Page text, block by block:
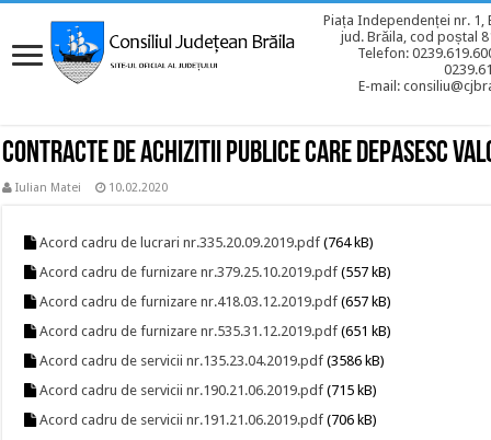
Piața Independenței nr. 1,
jud. Brăila, cod poștal
Telefon:
E-mail:
Contracte de achizitii publice care depasesc
Iulian Matei 10.02.2020
Acord cadru de lucrari nr.335.20.09.2019.pdf (764 kB)
Acord cadru de furnizare nr.379.25.10.2019.pdf (557 kB)
Acord cadru de furnizare nr.418.03.12.2019.pdf (657 kB)
Acord cadru de furnizare nr.535.31.12.2019.pdf (651 kB)
Acord cadru de servicii nr.135.23.04.2019.pdf (3586 kB)
Acord cadru de servicii nr.190.21.06.2019.pdf (715 kB)
Acord cadru de servicii nr.191.21.06.2019.pdf (706 kB)